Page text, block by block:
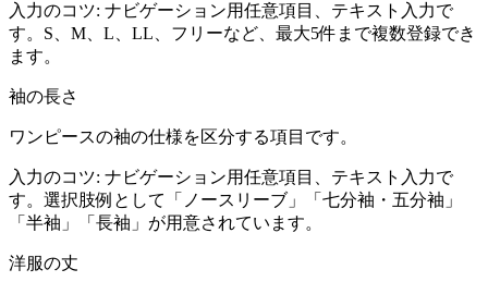
入力のコツ: ナビゲーション用任意項目、テキスト入力で
す。S、M、L、LL、フリーなど、最大5件まで複数登録でき
ます。
袖の長さ
ワンピースの袖の仕様を区分する項目です。
入力のコツ: ナビゲーション用任意項目、テキスト入力で
す。選択肢例として「ノースリーブ」「七分袖・五分袖」
「半袖」「長袖」が用意されています。
洋服の丈